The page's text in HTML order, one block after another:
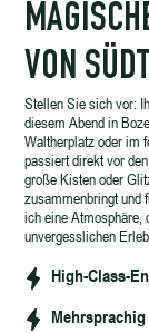
VON
Stellen Sie sich vor:
diesem Abend in
Waltherplatz oder im
passiert direkt vor
große Kisten oder
zusammenbringt und
ich eine Atmosphäre,
unvergesslichen
High-Class-